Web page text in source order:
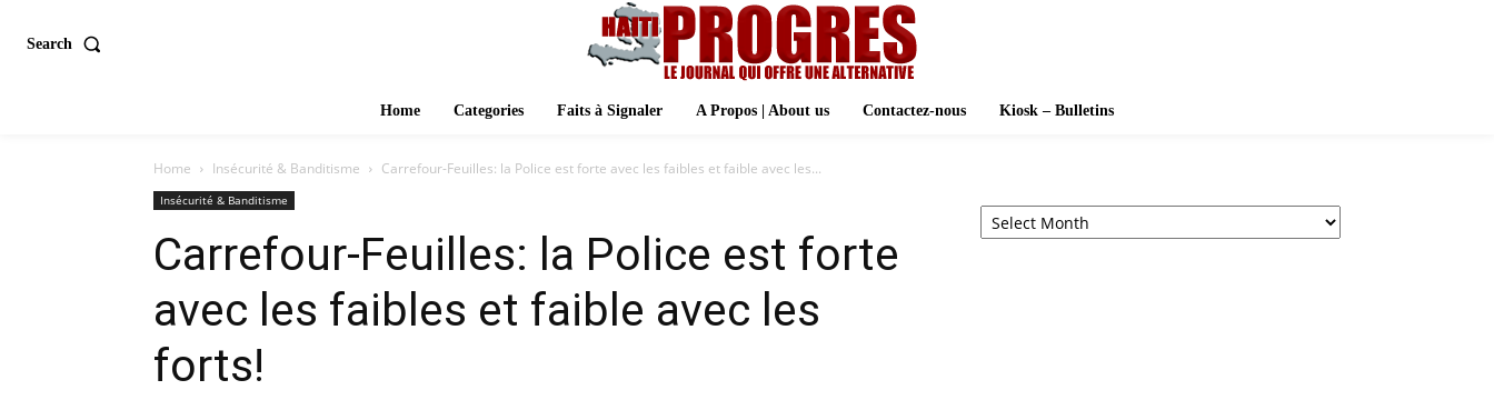
Search
Home Categories Faits à Signaler A Propos | About us Contactez-nous Kiosk – Bulletins
Home Insécurité & Banditisme Carrefour-Feuilles: la Police est forte avec les faibles et faible avec les...
Insécurité & Banditisme
Carrefour-Feuilles: la Police est forte
avec les faibles et faible avec les
forts!
Archives